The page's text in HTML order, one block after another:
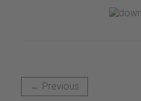
← Previous